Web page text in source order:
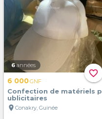
favorite_border
6 années
6 000GNF
Confection de matériels p
ublicitaires
location_on Conakry, Guinée